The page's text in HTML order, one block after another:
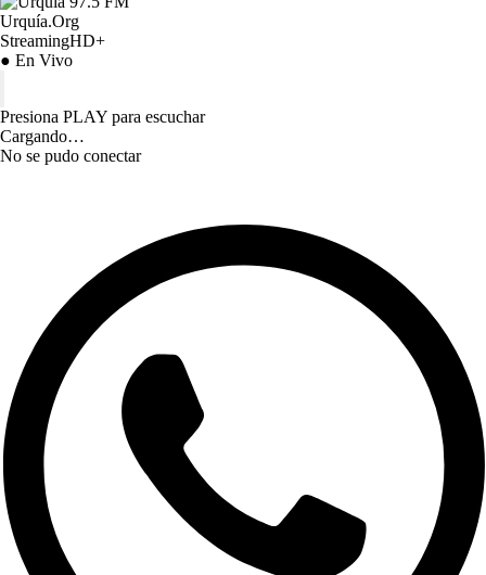
Urquía.Org
StreamingHD+
● En Vivo
Presiona PLAY para escuchar
Cargando…
No se pudo conectar